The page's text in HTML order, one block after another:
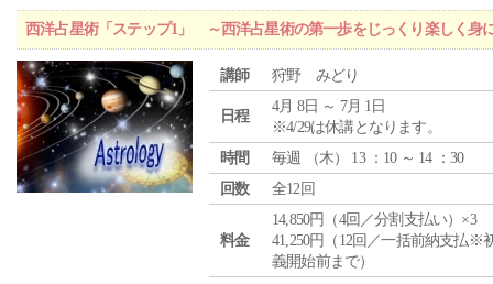
西洋占星術「ステップ1」 ～西洋占星術の第一歩をじっくり楽しく身
講師 狩野 みどり
日程
4月 8日 ～ 7月 1日
※4/29は休講となります。
時間
毎週 （木） 13 ：10 ～ 14 ：30
回数
全12回
料金
14,850円（4回／分割支払い）×3
41,250円（12回／一括前納支払※
義開始前まで）